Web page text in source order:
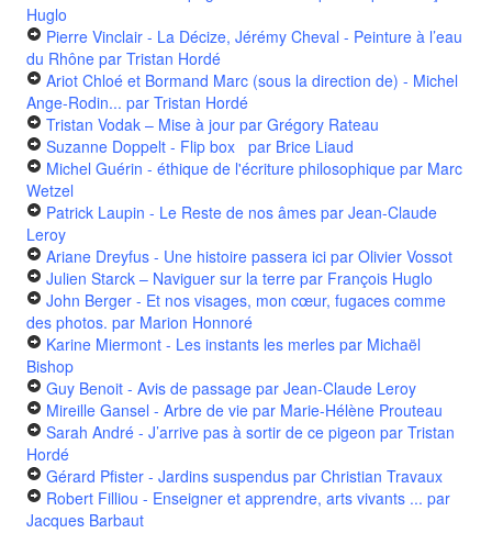
Huglo
Pierre Vinclair - La Décize, Jérémy Cheval - Peinture à l’eau
du Rhône par Tristan Hordé
Ariot Chloé et Bormand Marc (sous la direction de) - Michel
Ange-Rodin... par Tristan Hordé
Tristan Vodak – Mise à jour par Grégory Rateau
Suzanne Doppelt - Flip box par Brice Liaud
Michel Guérin - éthique de l'écriture philosophique par Marc
Wetzel
Patrick Laupin - Le Reste de nos âmes par Jean-Claude
Leroy
Ariane Dreyfus - Une histoire passera ici par Olivier Vossot
Julien Starck – Naviguer sur la terre par François Huglo
John Berger - Et nos visages, mon cœur, fugaces comme
des photos. par Marion Honnoré
Karine Miermont - Les instants les merles par Michaël
Bishop
Guy Benoit - Avis de passage par Jean-Claude Leroy
Mireille Gansel - Arbre de vie par Marie-Hélène Prouteau
Sarah André - J’arrive pas à sortir de ce pigeon par Tristan
Hordé
Gérard Pfister - Jardins suspendus par Christian Travaux
Robert Filliou - Enseigner et apprendre, arts vivants ... par
Jacques Barbaut